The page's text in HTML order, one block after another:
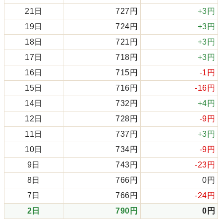
21日
727円
+3円
19日
724円
+3円
18日
721円
+3円
17日
718円
+3円
16日
715円
-1円
15日
716円
-16円
14日
732円
+4円
12日
728円
-9円
11日
737円
+3円
10日
734円
-9円
9日
743円
-23円
8日
766円
0円
7日
766円
-24円
2日
790円
0円